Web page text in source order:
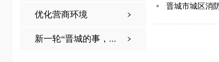
优化营商环境
新一轮“晋城的事，...
晋城市城区消